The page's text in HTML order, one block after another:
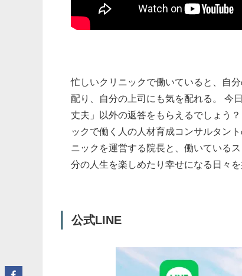
忙しいクリニックで働いていると、自
配り、自分の上司にも気を配れる。 今
丈夫」以外の返答をもらえるでしょう
ックで働く人の人材育成コンサルタン
ニックを運営する院長と、働いている
分の人生を楽しめたり幸せになる日々
公式LINE